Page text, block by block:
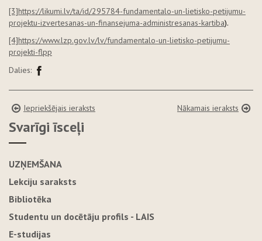
[3]https://likumi.lv/ta/id/295784-fundamentalo-un-lietisko-petijumu-
projektu-izvertesanas-un-finansejuma-administresanas-kartiba).
[4]https://www.lzp.gov.lv/lv/fundamentalo-un-lietisko-petijumu-
projekti-flpp
Dalies:
Iepriekšējais ieraksts Nākamais ieraksts
Svarīgi īsceļi
UZŅEMŠANA
Lekciju saraksts
Bibliotēka
Studentu un docētāju profils - LAIS
E-studijas